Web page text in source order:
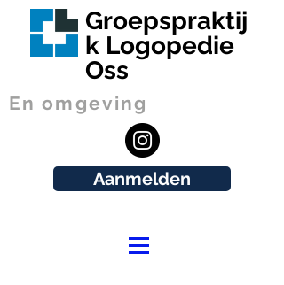
Groepspraktij
k Logopedie
Oss
En omgeving
Aanmelden